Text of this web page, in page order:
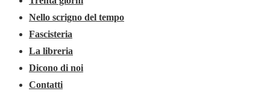
Nello scrigno del tempo
Fascisteria
La libreria
Dicono di noi
Contatti